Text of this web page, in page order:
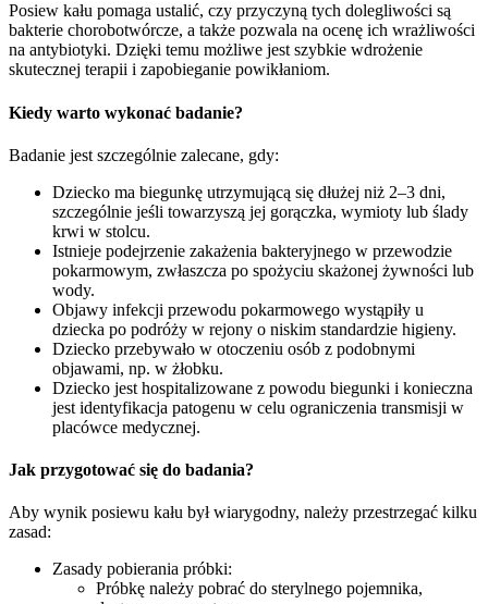
Posiew kału pomaga ustalić, czy przyczyną tych dolegliwości są
bakterie chorobotwórcze, a także pozwala na ocenę ich wrażliwości
na antybiotyki. Dzięki temu możliwe jest szybkie wdrożenie
skutecznej terapii i zapobieganie powikłaniom.
Kiedy warto wykonać badanie?
Badanie jest szczególnie zalecane, gdy:
Dziecko ma biegunkę utrzymującą się dłużej niż 2–3 dni,
szczególnie jeśli towarzyszą jej gorączka, wymioty lub ślady
krwi w stolcu.
Istnieje podejrzenie zakażenia bakteryjnego w przewodzie
pokarmowym, zwłaszcza po spożyciu skażonej żywności lub
wody.
Objawy infekcji przewodu pokarmowego wystąpiły u
dziecka po podróży w rejony o niskim standardzie higieny.
Dziecko przebywało w otoczeniu osób z podobnymi
objawami, np. w żłobku.
Dziecko jest hospitalizowane z powodu biegunki i konieczna
jest identyfikacja patogenu w celu ograniczenia transmisji w
placówce medycznej.
Jak przygotować się do badania?
Aby wynik posiewu kału był wiarygodny, należy przestrzegać kilku
zasad:
Zasady pobierania próbki:
Próbkę należy pobrać do sterylnego pojemnika,